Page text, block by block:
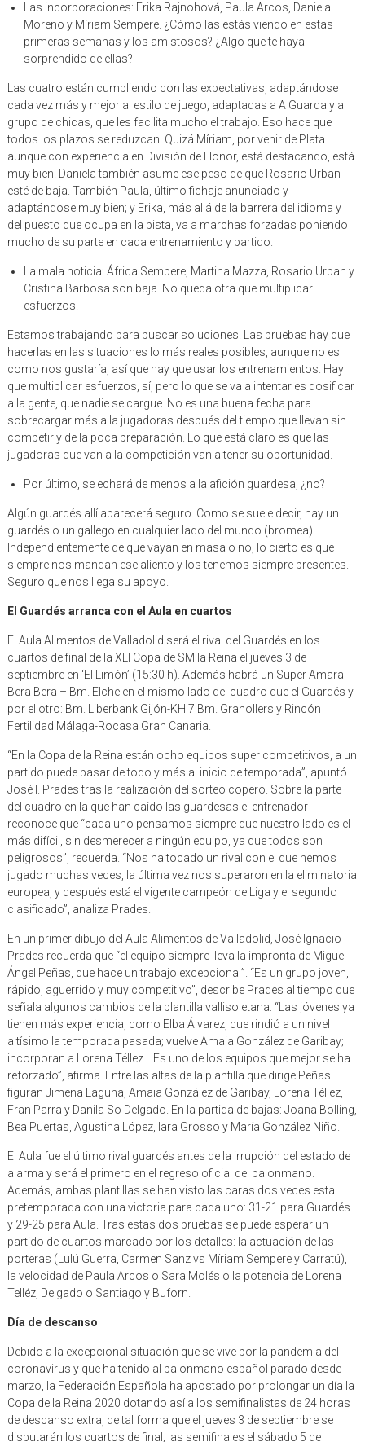
Las incorporaciones: Erika Rajnohová, Paula Arcos, Daniela
Moreno y Míriam Sempere. ¿Cómo las estás viendo en estas
primeras semanas y los amistosos? ¿Algo que te haya
sorprendido de ellas?
Las cuatro están cumpliendo con las expectativas, adaptándose
cada vez más y mejor al estilo de juego, adaptadas a A Guarda y al
grupo de chicas, que les facilita mucho el trabajo. Eso hace que
todos los plazos se reduzcan. Quizá Míriam, por venir de Plata
aunque con experiencia en División de Honor, está destacando, está
muy bien. Daniela también asume ese peso de que Rosario Urban
esté de baja. También Paula, último fichaje anunciado y
adaptándose muy bien; y Erika, más allá de la barrera del idioma y
del puesto que ocupa en la pista, va a marchas forzadas poniendo
mucho de su parte en cada entrenamiento y partido.
La mala noticia: África Sempere, Martina Mazza, Rosario Urban y
Cristina Barbosa son baja. No queda otra que multiplicar
esfuerzos.
Estamos trabajando para buscar soluciones. Las pruebas hay que
hacerlas en las situaciones lo más reales posibles, aunque no es
como nos gustaría, así que hay que usar los entrenamientos. Hay
que multiplicar esfuerzos, sí, pero lo que se va a intentar es dosificar
a la gente, que nadie se cargue. No es una buena fecha para
sobrecargar más a la jugadoras después del tiempo que llevan sin
competir y de la poca preparación. Lo que está claro es que las
jugadoras que van a la competición van a tener su oportunidad.
Por último, se echará de menos a la afición guardesa, ¿no?
Algún guardés allí aparecerá seguro. Como se suele decir, hay un
guardés o un gallego en cualquier lado del mundo (bromea).
Independientemente de que vayan en masa o no, lo cierto es que
siempre nos mandan ese aliento y los tenemos siempre presentes.
Seguro que nos llega su apoyo.
El Guardés arranca con el Aula en cuartos
El Aula Alimentos de Valladolid será el rival del Guardés en los
cuartos de final de la XLI Copa de SM la Reina el jueves 3 de
septiembre en ‘El Limón’ (15:30 h). Además habrá un Super Amara
Bera Bera – Bm. Elche en el mismo lado del cuadro que el Guardés y
por el otro: Bm. Liberbank Gijón-KH 7 Bm. Granollers y Rincón
Fertilidad Málaga-Rocasa Gran Canaria.
“En la Copa de la Reina están ocho equipos super competitivos, a un
partido puede pasar de todo y más al inicio de temporada”, apuntó
José I. Prades tras la realización del sorteo copero. Sobre la parte
del cuadro en la que han caído las guardesas el entrenador
reconoce que “cada uno pensamos siempre que nuestro lado es el
más difícil, sin desmerecer a ningún equipo, ya que todos son
peligrosos”, recuerda. “Nos ha tocado un rival con el que hemos
jugado muchas veces, la última vez nos superaron en la eliminatoria
europea, y después está el vigente campeón de Liga y el segundo
clasificado”, analiza Prades.
En un primer dibujo del Aula Alimentos de Valladolid, José Ignacio
Prades recuerda que “el equipo siempre lleva la impronta de Miguel
Ángel Peñas, que hace un trabajo excepcional”. “Es un grupo joven,
rápido, aguerrido y muy competitivo”, describe Prades al tiempo que
señala algunos cambios de la plantilla vallisoletana: “Las jóvenes ya
tienen más experiencia, como Elba Álvarez, que rindió a un nivel
altísimo la temporada pasada; vuelve Amaia González de Garibay;
incorporan a Lorena Téllez… Es uno de los equipos que mejor se ha
reforzado”, afirma. Entre las altas de la plantilla que dirige Peñas
figuran Jimena Laguna, Amaia González de Garibay, Lorena Téllez,
Fran Parra y Danila So Delgado. En la partida de bajas: Joana Bolling,
Bea Puertas, Agustina López, Iara Grosso y María González Niño.
El Aula fue el último rival guardés antes de la irrupción del estado de
alarma y será el primero en el regreso oficial del balonmano.
Además, ambas plantillas se han visto las caras dos veces esta
pretemporada con una victoria para cada uno: 31-21 para Guardés
y 29-25 para Aula. Tras estas dos pruebas se puede esperar un
partido de cuartos marcado por los detalles: la actuación de las
porteras (Lulú Guerra, Carmen Sanz vs Míriam Sempere y Carratú),
la velocidad de Paula Arcos o Sara Molés o la potencia de Lorena
Telléz, Delgado o Santiago y Buforn.
Día de descanso
Debido a la excepcional situación que se vive por la pandemia del
coronavirus y que ha tenido al balonmano español parado desde
marzo, la Federación Española ha apostado por prolongar un día la
Copa de la Reina 2020 dotando así a los semifinalistas de 24 horas
de descanso extra, de tal forma que el jueves 3 de septiembre se
disputarán los cuartos de final; las semifinales el sábado 5 de